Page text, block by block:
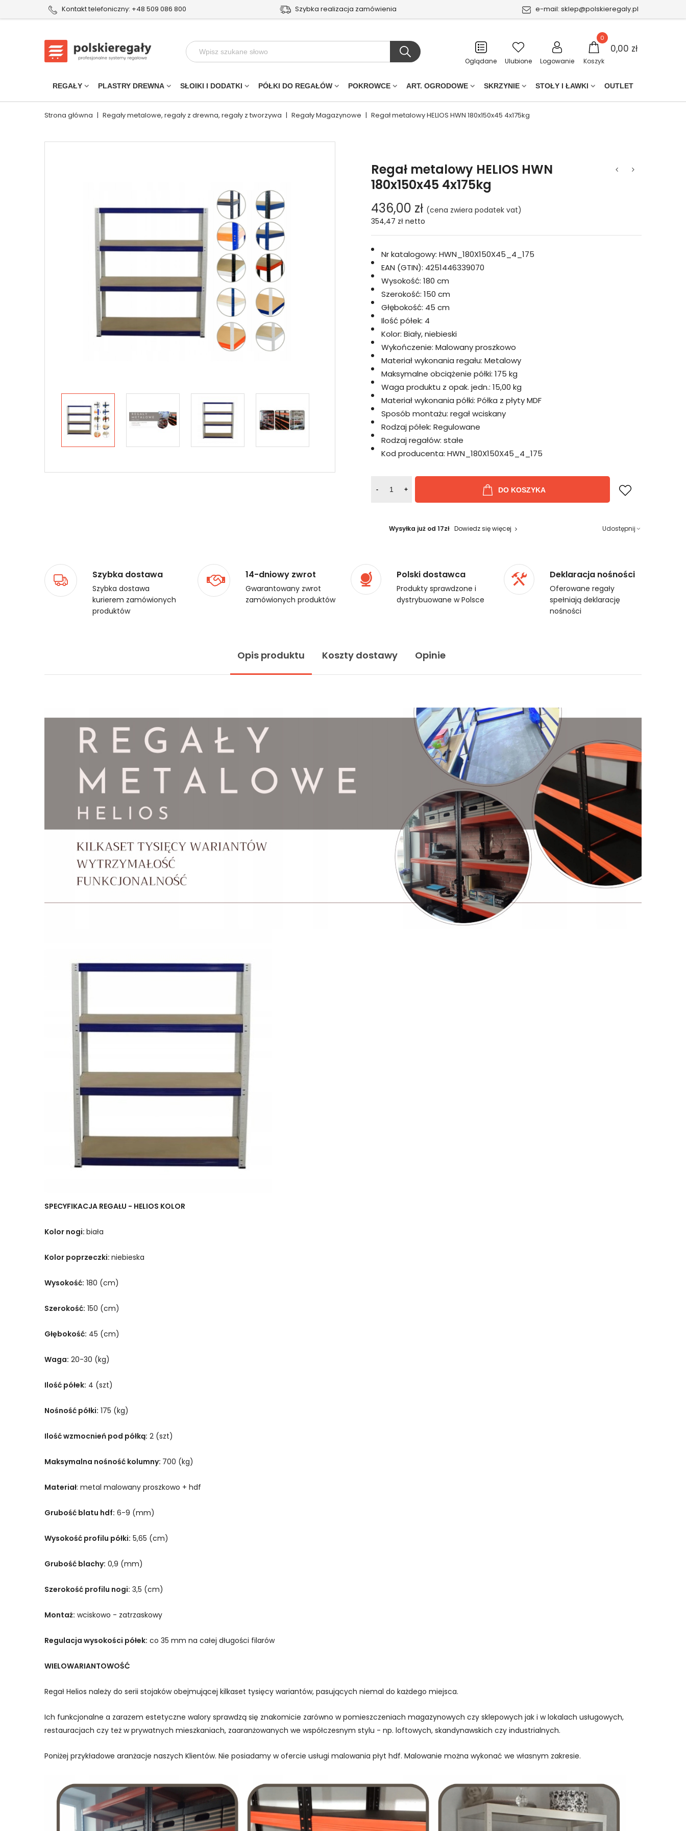
Kontakt telefoniczny: +48 509 086 800 Szybka realizacja zamówienia e-mail: sklep@polskieregaly.pl
Oglądane Ulubione Logowanie Koszyk
0
0,00 zł
REGAŁY PLASTRY DREWNA SŁOIKI I DODATKI PÓŁKI DO REGAŁÓW POKROWCE ART. OGRODOWE SKRZYNIE STOŁY I ŁAWKI OUTLET
Strona główna | Regały metalowe, regały z drewna, regały z tworzywa | Regały Magazynowe | Regał metalowy HELIOS HWN 180x150x45 4x175kg
Regał metalowy HELIOS HWN
180x150x45 4x175kg
436,00 zł (cena zwiera podatek vat)
354,47 zł netto
Nr katalogowy: HWN_180X150X45_4_175
EAN (GTIN): 4251446339070
Wysokość: 180 cm
Szerokość: 150 cm
Głębokość: 45 cm
Ilość półek: 4
Kolor: Biały, niebieski
Wykończenie: Malowany proszkowo
Materiał wykonania regału: Metalowy
Maksymalne obciążenie półki: 175 kg
Waga produktu z opak. jedn.: 15,00 kg
Materiał wykonania półki: Półka z płyty MDF
Sposób montażu: regał wciskany
Rodzaj półek: Regulowane
Rodzaj regałów: stałe
Kod producenta: HWN_180X150X45_4_175
- + DO KOSZYKA
Wysyłka już od 17zł Dowiedz się więcej Udostępnij
Szybka dostawa
Szybka dostawa
kurierem zamówionych
produktów
14-dniowy zwrot
Gwarantowany zwrot
zamówionych produktów
Polski dostawca
Produkty sprawdzone i
dystrybuowane w Polsce
Deklaracja nośności
Oferowane regały
spełniają deklarację
nośności
Opis produktu Koszty dostawy Opinie
SPECYFIKACJA REGAŁU - HELIOS KOLOR
Kolor nogi: biała
Kolor poprzeczki: niebieska
Wysokość: 180 (cm)
Szerokość: 150 (cm)
Głębokość: 45 (cm)
Waga: 20-30 (kg)
Ilość półek: 4 (szt)
Nośność półki: 175 (kg)
Ilość wzmocnień pod półką: 2 (szt)
Maksymalna nośność kolumny: 700 (kg)
Materiał: metal malowany proszkowo + hdf
Grubość blatu hdf: 6-9 (mm)
Wysokość profilu półki: 5,65 (cm)
Grubość blachy: 0,9 (mm)
Szerokość profilu nogi: 3,5 (cm)
Montaż: wciskowo - zatrzaskowy
Regulacja wysokości półek: co 35 mm na całej długości filarów
WIELOWARIANTOWOŚĆ
Regał Helios należy do serii stojaków obejmującej kilkaset tysięcy wariantów, pasujących niemal do każdego miejsca.
Ich funkcjonalne a zarazem estetyczne walory sprawdzą się znakomicie zarówno w pomieszczeniach magazynowych czy sklepowych jak i w lokalach usługowych,
restauracjach czy też w prywatnych mieszkaniach, zaaranżowanych we współczesnym stylu - np. loftowych, skandynawskich czy industrialnych.
Poniżej przykładowe aranżacje naszych Klientów. Nie posiadamy w ofercie usługi malowania płyt hdf. Malowanie można wykonać we własnym zakresie.